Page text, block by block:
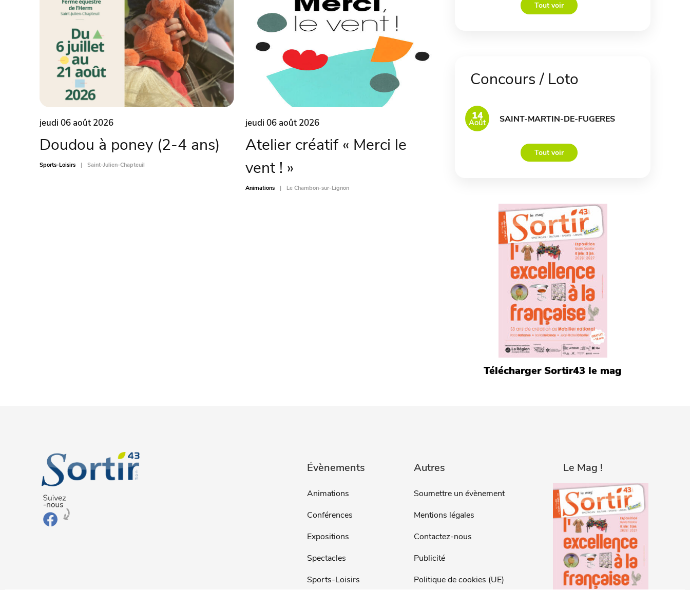
jeudi 06 août 2026
Doudou à poney (2-4 ans)
Sports-Loisirs Saint-Julien-Chapteuil
jeudi 06 août 2026
Atelier créatif « Merci le
vent ! »
Animations Le Chambon-sur-Lignon
Tout voir
Concours / Loto
14
Août SAINT-MARTIN-DE-FUGERES
Tout voir
Télécharger Sortir43 le mag
Évènements
Animations
Conférences
Expositions
Spectacles
Sports-Loisirs
Autres
Soumettre un évènement
Mentions légales
Contactez-nous
Publicité
Politique de cookies (UE)
Le Mag !